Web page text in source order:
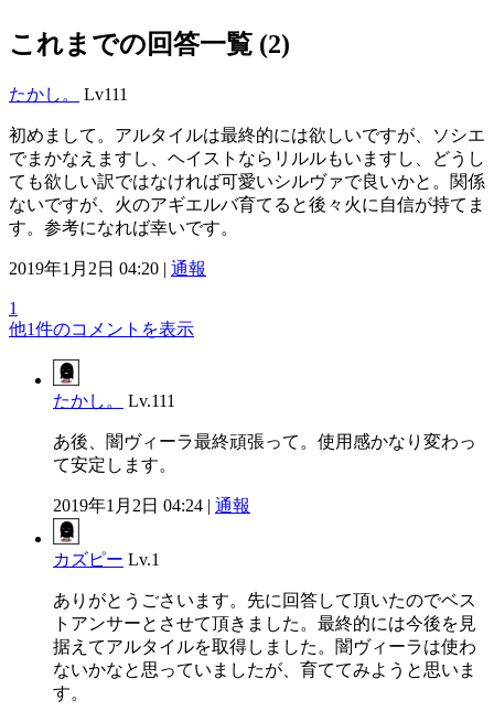
これまでの回答一覧 (2)
たかし。 Lv111
初めまして。アルタイルは最終的には欲しいですが、ソシエ
でまかなえますし、ヘイストならリルルもいますし、どうし
ても欲しい訳ではなければ可愛いシルヴァで良いかと。関係
ないですが、火のアギエルバ育てると後々火に自信が持てま
す。参考になれば幸いです。
2019年1月2日 04:20 | 通報
1
他1件のコメントを表示
たかし。 Lv.111
あ後、闇ヴィーラ最終頑張って。使用感かなり変わっ
て安定します。
2019年1月2日 04:24 | 通報
カズピー Lv.1
ありがとうごさいます。先に回答して頂いたのでベス
トアンサーとさせて頂きました。最終的には今後を見
据えてアルタイルを取得しました。闇ヴィーラは使わ
ないかなと思っていましたが、育ててみようと思いま
す。